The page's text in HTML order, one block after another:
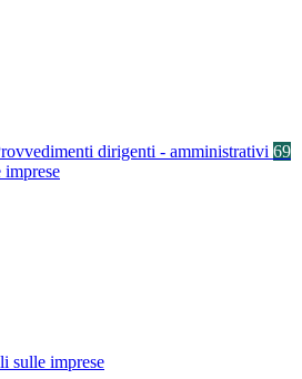
dirigenti - amministrativi 69
sulle imprese